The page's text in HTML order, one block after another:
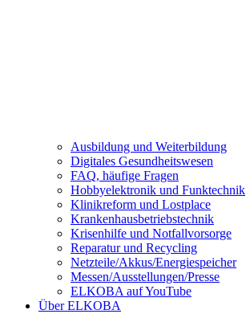
Ausbildung und Weiterbildung
Digitales Gesundheitswesen
FAQ, häufige Fragen
Hobbyelektronik und Funktechnik
Klinikreform und Lostplace
Krankenhausbetriebstechnik
Krisenhilfe und Notfallvorsorge
Reparatur und Recycling
Netzteile/Akkus/Energiespeicher
Messen/Ausstellungen/Presse
ELKOBA auf YouTube
Über ELKOBA